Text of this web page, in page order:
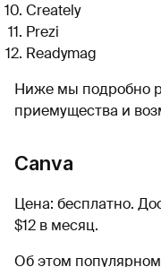
Creately
Prezi
Readymag
Ниже мы подробно
приемущества и
Canva
Цена: бесплатно.
$12 в месяц.
Об этом